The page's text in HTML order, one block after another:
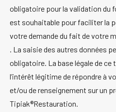
obligatoire pour la validation du
est souhaitable pour faciliter la
votre demande du fait de votre
. La saisie des autres données
obligatoire. La base légale de
l’intérêt légitime de répondre à
et/ou de renseignement sur un
Tipiak®Restauration.